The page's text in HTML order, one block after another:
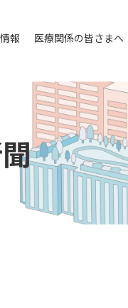
報 医療関係の皆さまへ